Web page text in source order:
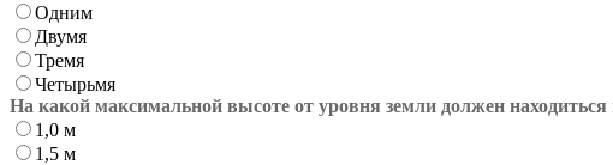
Одним
Двумя
Тремя
Четырьмя
На какой максимальной высоте от уровня земли должен
1,0 м
1,5 м